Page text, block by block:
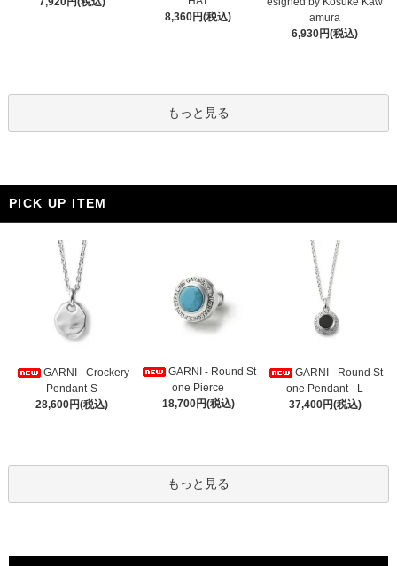
8,360円(税込)
amura
6,930円(税込)
もっと見る
PICK UP ITEM
GARNI - Crockery
Pendant-S
28,600円(税込)
GARNI - Round St
one Pierce
18,700円(税込)
GARNI - Round St
one Pendant - L
37,400円(税込)
もっと見る